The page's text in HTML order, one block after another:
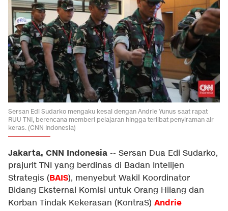
Sersan Edi Sudarko mengaku kesal dengan Andrie Yunus saat rapat
RUU TNI, berencana memberi pelajaran hingga terlibat penyiraman air
keras. (CNN Indonesia)
Jakarta, CNN Indonesia -- Sersan Dua Edi Sudarko,
prajurit TNI yang berdinas di Badan Intelijen
Strategis (BAIS), menyebut Wakil Koordinator
Bidang Eksternal Komisi untuk Orang Hilang dan
Korban Tindak Kekerasan (KontraS) Andrie